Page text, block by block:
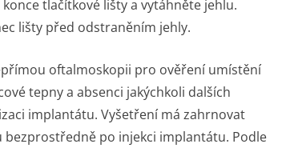
tlačítkové lišty a vytáhněte jehlu.
lišty před odstraněním jehly.
oftalmoskopii pro ověření umístění
tepny a absenci jakýchkoli dalších
implantátu. Vyšetření má zahrnovat
po injekci implantátu. Podle